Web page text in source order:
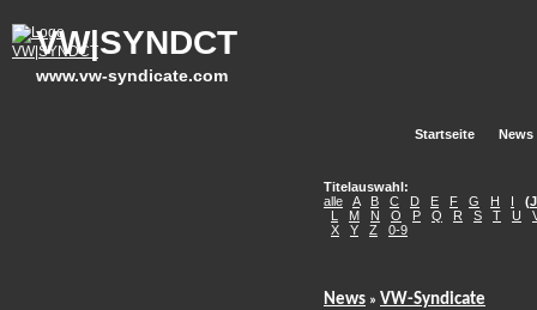
VW|SYNDCT
www.vw-syndicate.com
Startseite News
Titelauswahl:
alle
A B C D E F G H I (J
L
M N O P Q R S T U
X
Y Z 0-9
News » VW-Syndicate